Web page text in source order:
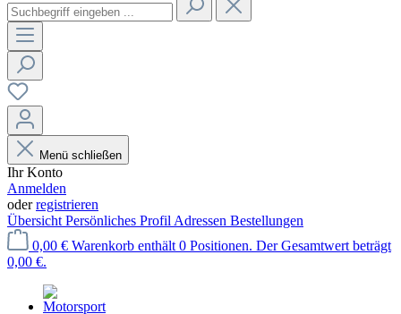
Menü schließen
Ihr Konto
Anmelden
oderregistrieren
Übersicht Persönliches Profil Adressen Bestellungen
0,00 € Warenkorb enthält 0 Positionen. Der Gesamtwert beträgt
0,00 €.